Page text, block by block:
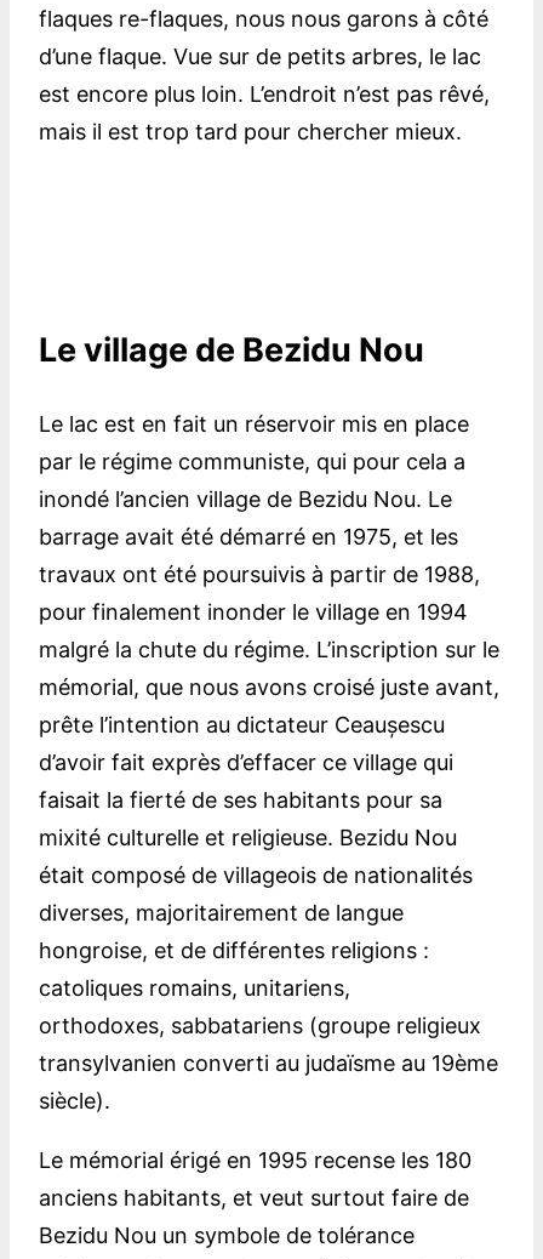
flaques re-flaques, nous nous garons à côté
d’une flaque. Vue sur de petits arbres, le lac
est encore plus loin. L’endroit n’est pas rêvé,
mais il est trop tard pour chercher mieux.
Le village de Bezidu Nou
Le lac est en fait un réservoir mis en place
par le régime communiste, qui pour cela a
inondé l’ancien village de Bezidu Nou. Le
barrage avait été démarré en 1975, et les
travaux ont été poursuivis à partir de 1988,
pour finalement inonder le village en 1994
malgré la chute du régime. L’inscription sur le
mémorial, que nous avons croisé juste avant,
prête l’intention au dictateur Ceaușescu
d’avoir fait exprès d’effacer ce village qui
faisait la fierté de ses habitants pour sa
mixité culturelle et religieuse. Bezidu Nou
était composé de villageois de nationalités
diverses, majoritairement de langue
hongroise, et de différentes religions :
catoliques romains, unitariens,
orthodoxes, sabbatariens (groupe religieux
transylvanien converti au judaïsme au 19ème
siècle).
Le mémorial érigé en 1995 recense les 180
anciens habitants, et veut surtout faire de
Bezidu Nou un symbole de tolérance